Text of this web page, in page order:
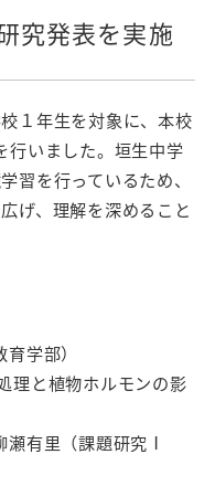
究発表を実施
１年生を対象に、本校
行いました。垣生中学
習を行っているため、
げ、理解を深めること
学部）
理と植物ホルモンの影
瀬有里（課題研究Ⅰ